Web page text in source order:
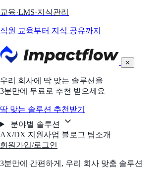
교육·LMS·지식관리
직원 교육부터 지식 공유까지
✕
우리 회사에 딱 맞는 솔루션을
3분만에 무료로 추천 받으세요
딱 맞는 솔루션 추천받기
분야별 솔루션
AX/DX 지원사업 블로그 팀소개
회원가입/로그인
3분만에 간편하게, 우리 회사 맞춤 솔루션